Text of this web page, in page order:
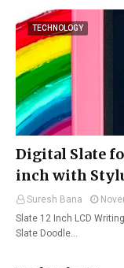
TECHNOLOGY
Digital Slate
inch with
Suresh Bana
Slate 12 Inch LCD
Slate Doodle…